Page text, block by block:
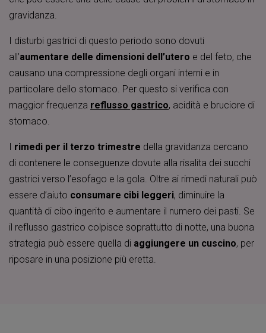
gravidanza.
I disturbi gastrici di questo periodo sono dovuti
all’aumentare delle dimensioni dell’utero e del feto, che
causano una compressione degli organi interni e in
particolare dello stomaco. Per questo si verifica con
maggior frequenza reflusso gastrico, acidità e bruciore di
stomaco.
rimedi per il terzo trimestre della gravidanza cercano
di contenere le conseguenze dovute alla risalita dei succhi
gastrici verso l’esofago e la gola. Oltre ai rimedi naturali può
essere d’aiuto consumare cibi leggeri, diminuire la
quantità di cibo ingerito e aumentare il numero dei pasti. Se
il reflusso gastrico colpisce soprattutto di notte, una buona
strategia può essere quella di aggiungere un cuscino, per
riposare in una posizione più eretta.